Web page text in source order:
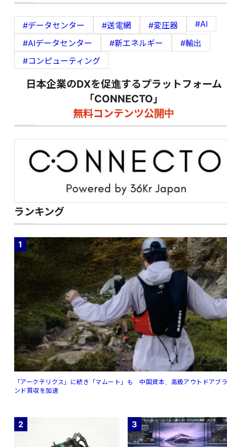
#データセンター #送電網 #変圧器
#AI
#AIデータセンター
#新エネルギー
#輸出
#コンピューティング
日本企業のDXを促進するプラットフォーム
「CONNECTO」
無料コンテンツ公開中
ランキング
1
「アークテリクス」に続き「マムート」も 中国資本、高級アウトドアブ
ンド買収を加速
2 3